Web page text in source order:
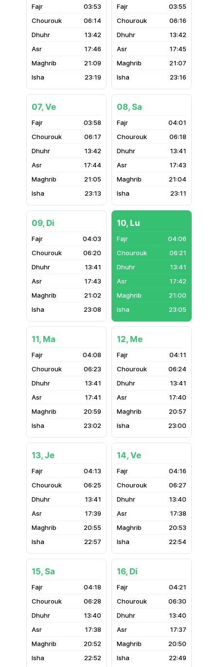
03:53
06:14
13:42
17:46
21:09
23:19
03:55
06:16
13:42
17:45
21:07
23:16
07, Ve
03:58
06:17
13:42
17:44
21:05
23:13
08, Sa
04:01
06:18
13:41
17:43
21:04
23:11
09, Di
04:03
06:20
13:41
17:43
21:02
23:08
10, Lu
04:06
06:21
13:41
17:42
21:00
23:05
11, Ma
04:08
06:23
13:41
17:41
20:59
23:02
12, Me
04:11
06:24
13:41
17:40
20:57
23:00
13, Je
04:13
06:25
13:41
17:39
20:55
22:57
14, Ve
04:16
06:27
13:40
17:38
20:53
22:54
15, Sa
04:18
06:28
13:40
17:38
20:52
22:52
16, Di
04:21
06:30
13:40
17:37
20:50
22:49